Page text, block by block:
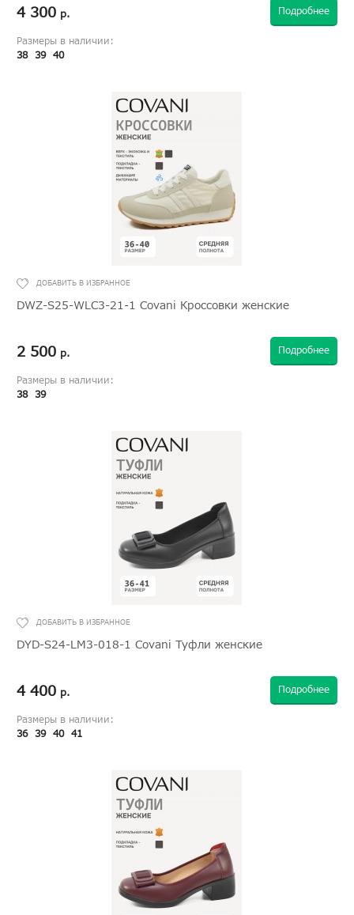
4 300 р. Подробнее
Размеры в наличии:
38 39 40
DWZ-S25-WLC3-21-1 Covani Кроссовки женские
2 500 р. Подробнее
Размеры в наличии:
38 39
DYD-S24-LM3-018-1 Covani Туфли женские
4 400 р. Подробнее
Размеры в наличии:
36 39 40 41